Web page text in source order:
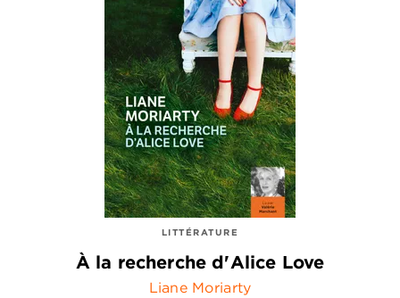
LITTÉRATURE
À la recherche d'Alice Love
Liane Moriarty